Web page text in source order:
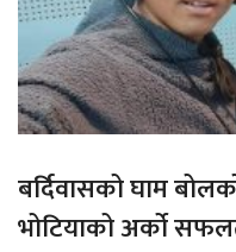
बर्दिवासको घाम
भोटियाको अर्को